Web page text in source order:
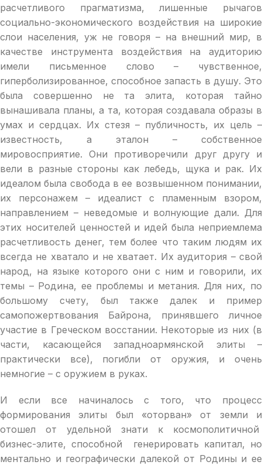
расчетливого прагматизма, лишенные рычагов
социально-экономического воздействия на широкие
слои населения, уж не говоря – на внешний мир, в
качестве инструмента воздействия на аудиторию
имели письменное слово – чувственное,
гиперболизированное, способное запасть в душу. Это
была совершенно не та элита, которая тайно
вынашивала планы, а та, которая создавала образы в
умах и сердцах. Их стезя – публичность, их цель –
известность, а эталон – собственное
мировосприятие. Они противоречили друг другу и
вели в разные стороны как лебедь, щука и рак. Их
идеалом была свобода в ее возвышенном понимании,
их персонажем – идеалист с пламенным взором,
направлением – неведомые и волнующие дали. Для
этих носителей ценностей и идей была неприемлема
расчетливость денег, тем более что таким людям их
всегда не хватало и не хватает. Их аудитория – свой
народ, на языке которого они с ним и говорили, их
темы – Родина, ее проблемы и метания. Для них, по
большому счету, был также далек и пример
самопожертвования Байрона, принявшего личное
участие в Греческом восстании. Некоторые из них (в
части, касающейся западноармянской элиты –
практически все), погибли от оружия, и очень
немногие – с оружием в руках.
И если все начиналось с того, что процесс
формирования элиты был «оторван» от земли и
отошел от удельной знати к космополитичной
бизнес-элите, способной генерировать капитал, но
ментально и географически далекой от Родины и ее